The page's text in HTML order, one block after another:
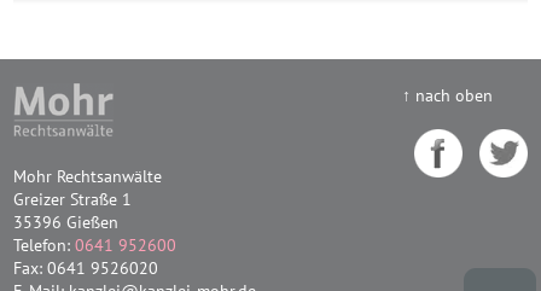
↑ nach oben
Mohr Rechtsanwälte
Greizer Straße 1
35396 Gießen
Telefon:0641 952600
Fax: 0641 9526020